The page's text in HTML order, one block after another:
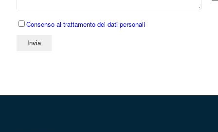
Consenso al trattamento dei dati personali